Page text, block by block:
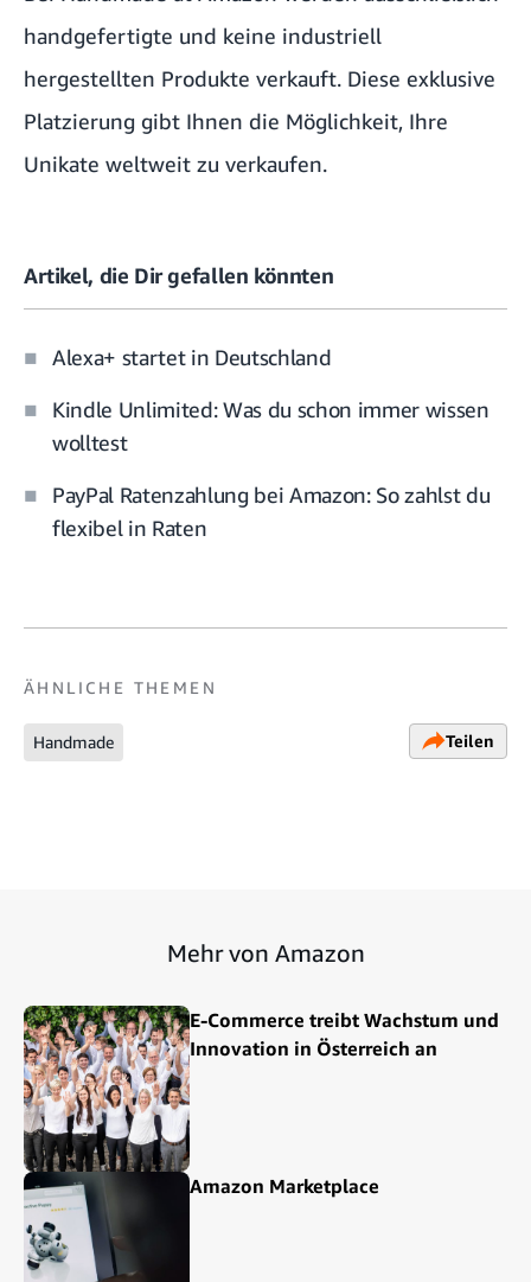
handgefertigte und keine industriell
hergestellten Produkte verkauft. Diese exklusive
Platzierung gibt Ihnen die Möglichkeit, Ihre
Unikate weltweit zu verkaufen.
Artikel, die Dir gefallen könnten
Alexa+ startet in Deutschland
Kindle Unlimited: Was du schon immer wissen
wolltest
PayPal Ratenzahlung bei Amazon: So zahlst du
flexibel in Raten
ÄHNLICHE THEMEN
Handmade Teilen
Mehr von Amazon
E-Commerce treibt Wachstum und
Innovation in Österreich an
Amazon Marketplace